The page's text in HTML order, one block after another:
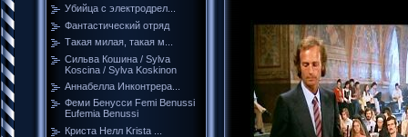
Убийца с электродрел...
Фантастический отряд
Такая милая, такая м...
Сильва Кошина / Sylva
Koscina / Sylva Koskinon
Аннабелла Инконтрера...
Феми Бенусси Femi Benussi
Eufemia Benussi
Криста Нелл Krista ...